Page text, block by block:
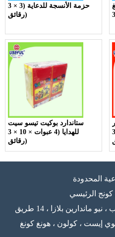
حزمة الأنسجة للدعاية (3 × 3
رقائق)
ستاندارد بوكيت تيسو سيت
للهدايا (4 عبوات × 10 × 3
رقائق)
بريميوم (10 حزم × 10 × 3
المحدودة
غرفة 608-610 ، 6 / واو ، برج ب ، نيو ماندارين بلازا ، 14 طريق
إيست ، كولون ، هونغ كونغ